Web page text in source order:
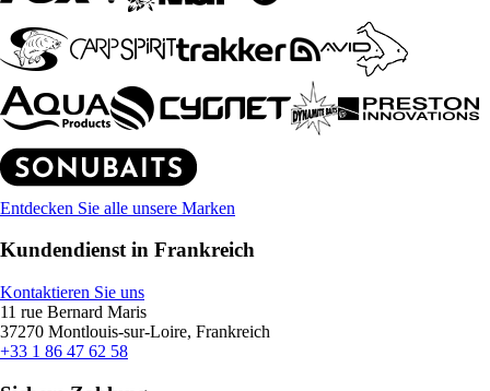
Entdecken Sie alle unsere Marken
Kundendienst in Frankreich
Kontaktieren Sie uns
11 rue Bernard Maris
37270 Montlouis-sur-Loire, Frankreich
+33 1 86 47 62 58